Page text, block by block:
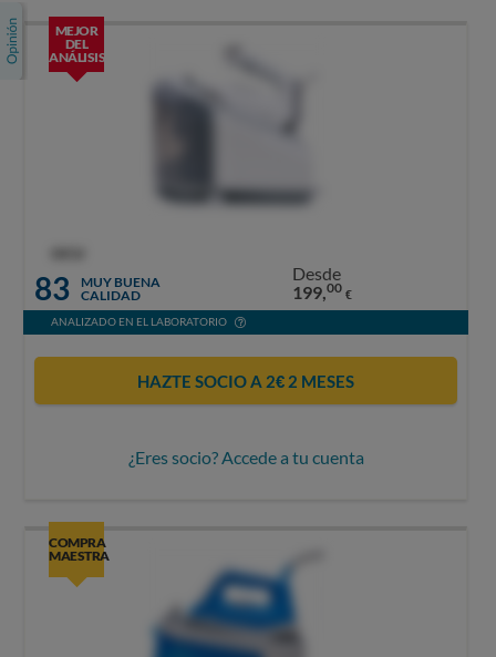
MEJOR
DEL
ANÁLISIS
83
MUY BUENA
CALIDAD
Desde
199,00 €
ANALIZADO EN EL LABORATORIO
HAZTE SOCIO A 2€ 2 MESES
¿Eres socio? Accede a tu cuenta
COMPRA
MAESTRA